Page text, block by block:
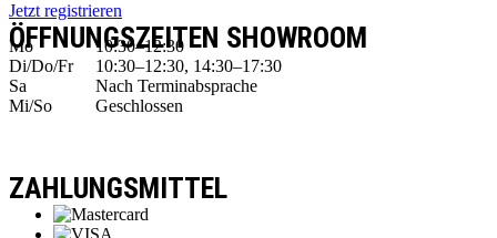
Jetzt registrieren
ÖFFNUNGSZEITEN SHOWROOM
Mo
10:30–12:30
Di/Do/Fr
10:30–12:30, 14:30–17:30
Sa
Nach Terminabsprache
Mi/So
Geschlossen
ZAHLUNGSMITTEL